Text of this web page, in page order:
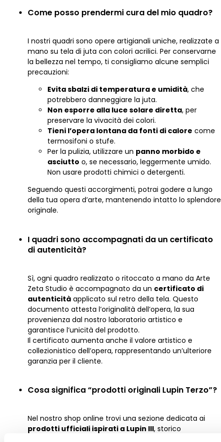
Come posso prendermi cura del mio quadro?
I nostri quadri sono opere artigianali uniche, realizzate a
mano su tela di juta con colori acrilici. Per conservarne
la bellezza nel tempo, ti consigliamo alcune semplici
precauzioni:
Evita sbalzi di temperatura e umidità, che
potrebbero danneggiare la juta.
Non esporre alla luce solare diretta, per
preservare la vivacità dei colori.
Tieni l’opera lontana da fonti di calore come
termosifoni o stufe.
Per la pulizia, utilizzare un panno morbido e
asciutto o, se necessario, leggermente umido.
Non usare prodotti chimici o detergenti.
Seguendo questi accorgimenti, potrai godere a lungo
della tua opera d’arte, mantenendo intatto lo splendore
originale.
I quadri sono accompagnati da un certificato
di autenticità?
Sì, ogni quadro realizzato o ritoccato a mano da Arte
Zeta Studio è accompagnato da un certificato di
autenticità applicato sul retro della tela. Questo
documento attesta l’originalità dell’opera, la sua
provenienza dal nostro laboratorio artistico e
garantisce l’unicità del prodotto.
Il certificato aumenta anche il valore artistico e
collezionistico dell’opera, rappresentando un’ulteriore
garanzia per il cliente.
Cosa significa “prodotti originali Lupin Terzo”?
Nel nostro shop online trovi una sezione dedicata ai
prodotti ufficiali ispirati a Lupin III, storico